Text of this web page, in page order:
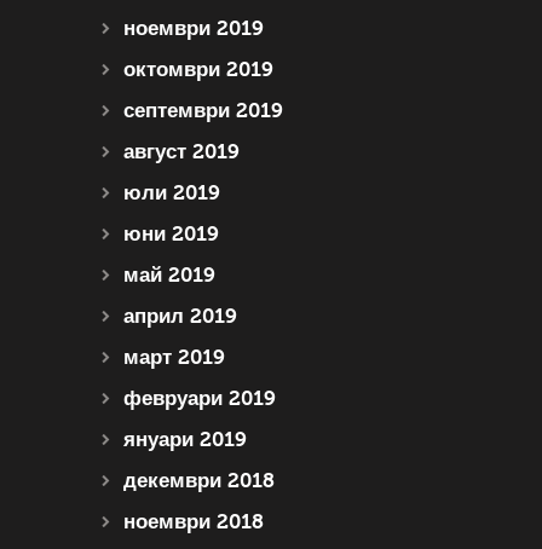
ноември 2019
октомври 2019
септември 2019
август 2019
юли 2019
юни 2019
май 2019
април 2019
март 2019
февруари 2019
януари 2019
декември 2018
ноември 2018